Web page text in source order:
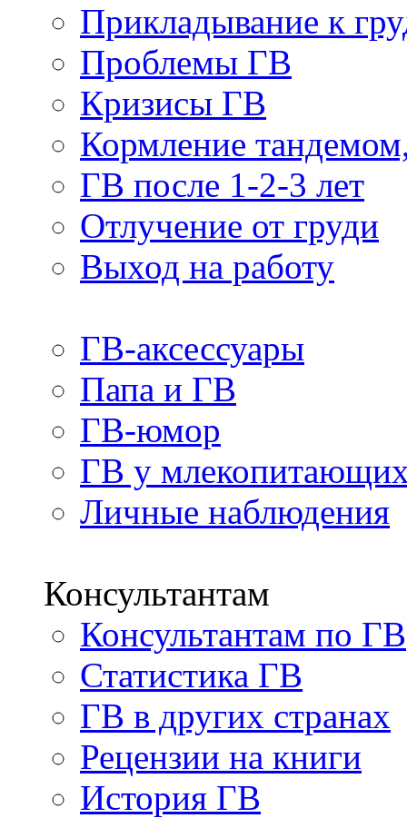
Прикладывание к
Проблемы ГВ
Кризисы ГВ
Кормление
ГВ после 1-2-3 лет
Отлучение от груди
Выход на работу
ГВ-аксессуары
Папа и ГВ
ГВ-юмор
ГВ у
Личные наблюдения
Консультантам
Консультантам по ГВ
Статистика ГВ
ГВ в других странах
Рецензии на книги
История ГВ